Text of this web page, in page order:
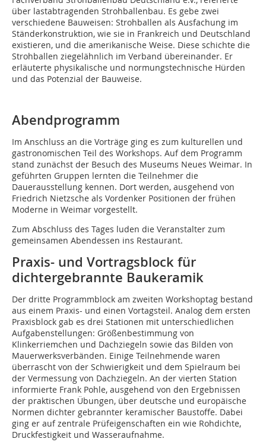
über lastabtragenden Strohballenbau. Es gebe zwei
verschiedene Bauweisen: Strohballen als Ausfachung im
Ständerkonstruktion, wie sie in Frankreich und Deutschland
existieren, und die amerikanische Weise. Diese schichte die
Strohballen ziegelähnlich im Verband übereinander. Er
erläuterte physikalische und normungstechnische Hürden
und das Potenzial der Bauweise.
Abendprogramm
Im Anschluss an die Vorträge ging es zum kulturellen und
gastronomischen Teil des Workshops. Auf dem Programm
stand zunächst der Besuch des Museums Neues Weimar. In
geführten Gruppen lernten die Teilnehmer die
Dauerausstellung kennen. Dort werden, ausgehend von
Friedrich Nietzsche als Vordenker Positionen der frühen
Moderne in Weimar vorgestellt.
Zum Abschluss des Tages luden die Veranstalter zum
gemeinsamen Abendessen ins Restaurant.
Praxis- und Vortragsblock für
dichtergebrannte Baukeramik
Der dritte Programmblock am zweiten Workshoptag bestand
aus einem Praxis- und einen Vortagsteil. Analog dem ersten
Praxisblock gab es drei Stationen mit unterschiedlichen
Aufgabenstellungen: Größenbestimmung von
Klinkerriemchen und Dachziegeln sowie das Bilden von
Mauerwerksverbänden. Einige Teilnehmende waren
überrascht von der Schwierigkeit und dem Spielraum bei
der Vermessung von Dachziegeln. An der vierten Station
informierte Frank Pohle, ausgehend von den Ergebnissen
der praktischen Übungen, über deutsche und europäische
Normen dichter gebrannter keramischer Baustoffe. Dabei
ging er auf zentrale Prüfeigenschaften ein wie Rohdichte,
Druckfestigkeit und Wasseraufnahme.